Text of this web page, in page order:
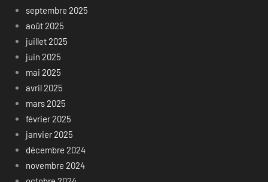
septembre 2025
août 2025
juillet 2025
juin 2025
mai 2025
avril 2025
mars 2025
février 2025
janvier 2025
décembre 2024
novembre 2024